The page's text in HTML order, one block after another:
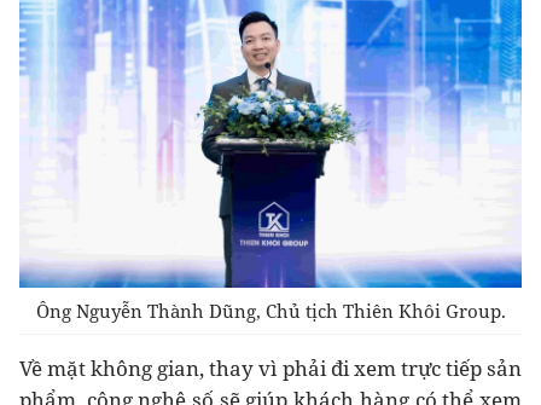
Ông Nguyễn Thành Dũng, Chủ tịch Thiên Khôi Group.
Về mặt không gian, thay vì phải đi xem trực tiếp sản